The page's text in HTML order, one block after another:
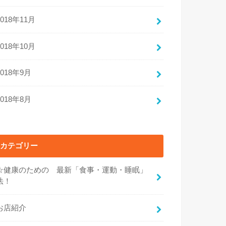
年11月
年10月
年9月
年8月
カテゴリー
康のための 最新「食事・運動・睡眠」
！
店紹介